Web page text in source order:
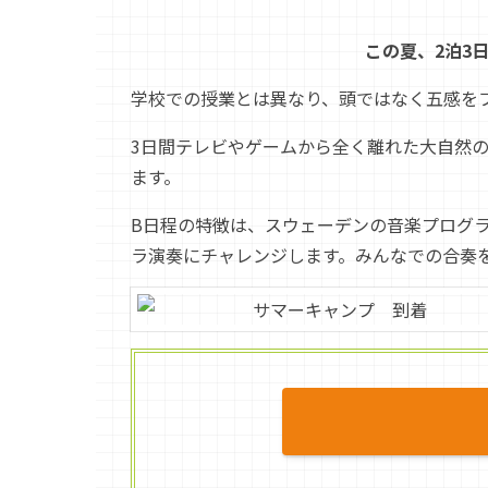
この夏、2泊3
学校での授業とは異なり、頭ではなく五感
3日間テレビやゲームから全く離れた大自然
ます。
B日程の特徴は、スウェーデンの音楽プログ
ラ演奏にチャレンジします。みんなでの合